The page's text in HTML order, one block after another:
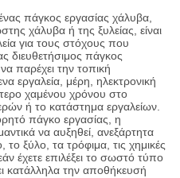
πάγκος εργασίας χάλυβα,
χάλυβα ή της ξυλείας, είναι
για τους στόχους που
διευθετήσιμος πάγκος
παρέχει την τοπική
εργαλεία, μέρη, ηλεκτρονική
χαμένου χρόνου στο
ή το κατάστημα εργαλείων.
πάγκο εργασίας, η
να αυξηθεί, ανεξάρτητα
ξύλο, τα τρόφιμα, τις χημικές
έχετε επιλέξει το σωστό τύπο
κατάλληλα την αποθήκευσή